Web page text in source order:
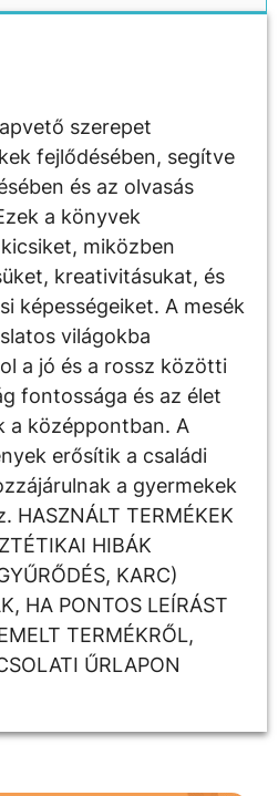
szerepet
fejlődésében, segítve
és az olvasás
a könyvek
miközben
kreativitásukat, és
képességeiket. A mesék
világokba
a jó és a rossz közötti
fontossága és az élet
a középpontban. A
erősítik a családi
a gyermekek
HASZNÁLT TERMÉKEK
HIBÁK
KARC)
HA PONTOS LEÍRÁST
TERMÉKRŐL,
ŰRLAPON